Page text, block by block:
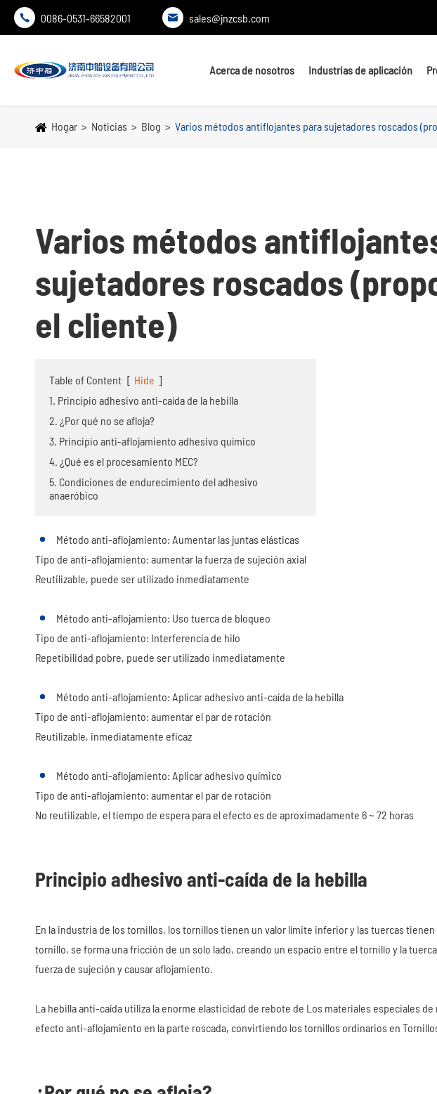
 0086-0531-66582001  sales@jnzcsb.com
Acerca de nosotros Industrias de aplicación
Tuercas y arandelas
Piezas de mecanizado
precisión
Hogar Noticias Blog Varios métodos antiflojantes para sujetadores roscados
Varios métodos
sujetadores roscados
el cliente)
Table of Content [ Hide ]
1. Principio adhesivo anti-caída de la hebilla
2. ¿Por qué no se afloja?
3. Principio anti-aflojamiento adhesivo químico
4. ¿Qué es el procesamiento MEC?
5. Condiciones de endurecimiento del adhesivo
anaeróbico
Método anti-aflojamiento: Aumentar las juntas elásticas
Tipo de anti-aflojamiento: aumentar la fuerza de sujeción axial
Reutilizable, puede ser utilizado inmediatamente
Método anti-aflojamiento: Uso tuerca de bloqueo
Tipo de anti-aflojamiento: Interferencia de hilo
Repetibilidad pobre, puede ser utilizado inmediatamente
Método anti-aflojamiento: Aplicar adhesivo anti-caída de la hebilla
Tipo de anti-aflojamiento: aumentar el par de rotación
Reutilizable, inmediatamente eficaz
Método anti-aflojamiento: Aplicar adhesivo químico
Tipo de anti-aflojamiento: aumentar el par de rotación
No reutilizable, el tiempo de espera para el efecto es de aproximadamente 6 ~ 72 horas
Principio adhesivo anti-caída de la hebilla
En la industria de los tornillos, los tornillos tienen un valor límite inferior y las tuercas
tornillo, se forma una fricción de un solo lado, creando un espacio entre el tornillo y la
fuerza de sujeción y causar aflojamiento.
La hebilla anti-caída utiliza la enorme elasticidad de rebote de Los materiales especiales
efecto anti-aflojamiento en la parte roscada, convirtiendo los tornillos ordinarios en